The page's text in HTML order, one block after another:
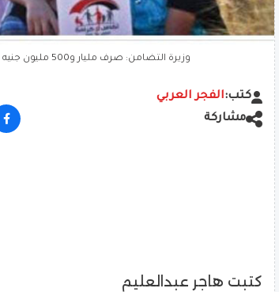
وزيرة التضامن: صرف مليار و500 مليون جنيه لمستفيدى تكافل وكرامة
كتب:الفجر العربي
مشاركة
كتبت هاجر عبدالعليم